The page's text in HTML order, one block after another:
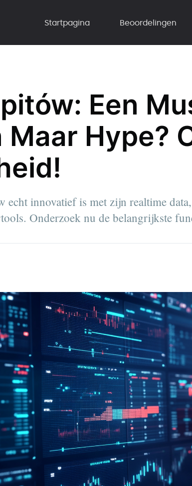
Startpagina Beoordelingen
Een
Maar Hype?
innovatief is met zijn realtime
Onderzoek nu de belangrijkste